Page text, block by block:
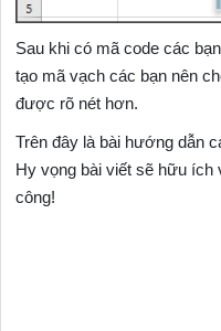
Sau khi có mã code các
tạo mã vạch các bạn nên
được rõ nét hơn.
Trên đây là bài hướng dẫn
Hy vọng bài viết sẽ hữu ích
công!